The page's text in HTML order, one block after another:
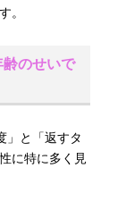
。
のせいで
」と「返すタ
に特に多く見